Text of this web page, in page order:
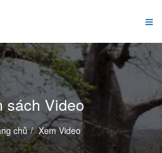
sách Video
chủ Xem Video